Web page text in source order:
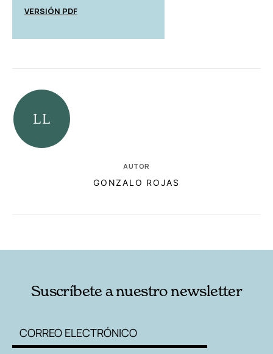
VERSIÓN PDF
AUTOR
GONZALO ROJAS
Suscríbete a nuestro newsletter